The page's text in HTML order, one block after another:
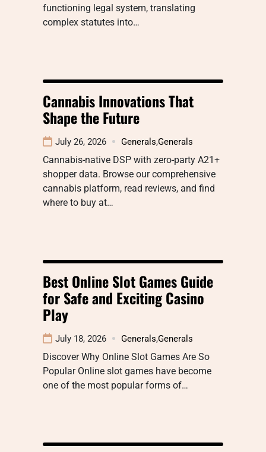
functioning legal system, translating
complex statutes into…
Cannabis Innovations That
Shape the Future
July 26, 2026 Generals,Generals
Cannabis-native DSP with zero-party A21+
shopper data. Browse our comprehensive
cannabis platform, read reviews, and find
where to buy at…
Best Online Slot Games Guide
for Safe and Exciting Casino
Play
July 18, 2026 Generals,Generals
Discover Why Online Slot Games Are So
Popular Online slot games have become
one of the most popular forms of…